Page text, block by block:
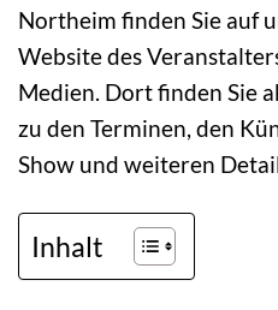
Northeim finden Sie auf
Website des
Medien. Dort finden Sie
zu den Terminen, den
Show und weiteren
Inhalt